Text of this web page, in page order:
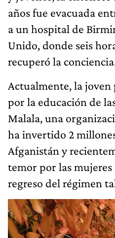
años fue evacuada
a un hospital de
Unido, donde seis
recuperó la
Actualmente, la joven
por la educación de
Malala, una
ha invertido 2
Afganistán y
temor por las mujeres
regreso del régimen